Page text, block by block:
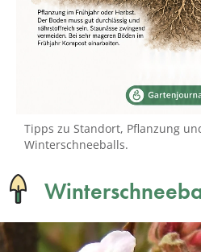
Tipps zu Standort, Pflanzung
Winterschneeballs.